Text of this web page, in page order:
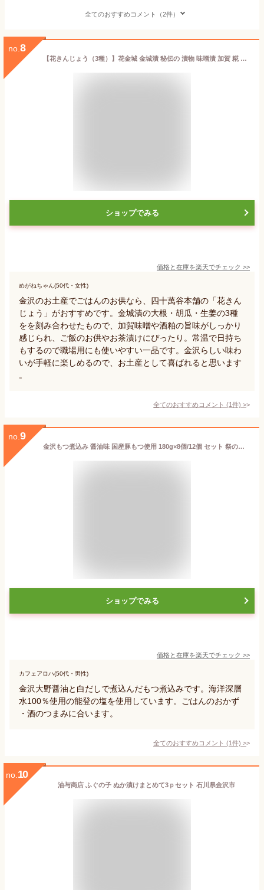
全てのおすすめコメント（2件）
no. 8
【花きんじょう（3種）】花金城 金城漬 秘伝の 漬物 味噌漬 加賀 糀 味噌 石川 銘酒 手取川の酒粕 醤油もろみ お取り寄せ グルメ お土産 手土産 贈り物 ギフト ごはんのおとも お茶漬 おつまみ お酒のおとも じっくり 熟成 北陸 石川 金沢 創業明治8年 四十萬谷本舗
ショップでみる
価格と在庫を楽天でチェック >>
めがねちゃん(50代・女性)
金沢のお土産でごはんのお供なら、四十萬谷本舗の「花きん
じょう」がおすすめです。金城漬の大根・胡瓜・生姜の3種
をを刻み合わせたもので、加賀味噌や酒粕の旨味がしっかり
感じられ、ご飯のお供やお茶漬けにぴったり。常温で日持ち
もするので職場用にも使いやすい一品です。金沢らしい味わ
いが手軽に楽しめるので、お土産として喜ばれると思います
。
全てのおすすめコメント (1件) >
no. 9
金沢もつ煮込み 醤油味 国産豚もつ使用 180g×8個/12個 セット 祭のおかずや 常温保存 レンジで40秒 くるま麩・こんにゃく入り 生姜風味 おつまみ 惣菜 石川県グルメ オハラ
ショップでみる
価格と在庫を楽天でチェック >>
カフェアロハ(50代・男性)
金沢大野醤油と白だしで煮込んだもつ煮込みです。海洋深層
水100％使用の能登の塩を使用しています。ごはんのおかず
・酒のつまみに合います。
全てのおすすめコメント (1件) >
no. 10
油与商店 ふぐの子 ぬか漬けまとめて3ｐセット 石川県金沢市